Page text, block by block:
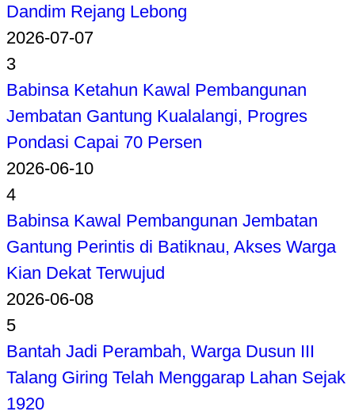
Dandim Rejang Lebong
2026-07-07
3
Babinsa Ketahun Kawal Pembangunan
Jembatan Gantung Kualalangi, Progres
Pondasi Capai 70 Persen
2026-06-10
4
Babinsa Kawal Pembangunan Jembatan
Gantung Perintis di Batiknau, Akses Warga
Kian Dekat Terwujud
2026-06-08
5
Bantah Jadi Perambah, Warga Dusun III
Talang Giring Telah Menggarap Lahan Sejak
1920